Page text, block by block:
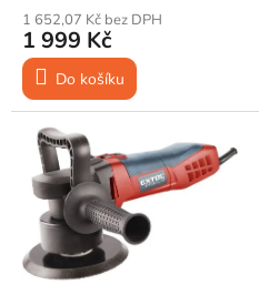
1 652,07 Kč bez DPH
1 999 Kč
Do košíku